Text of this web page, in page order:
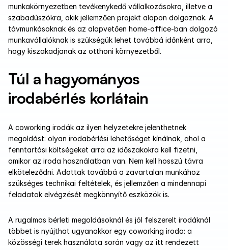
munkakörnyezetben tevékenykedő vállalkozásokra, illetve a
szabadúszókra, akik jellemzően projekt alapon dolgoznak. A
távmunkásoknak és az alapvetően home-office-ban dolgozó
munkavállalóknak is szükségük lehet továbbá időnként arra,
hogy kiszakadjanak az otthoni környezetből.
Túl a hagyományos
irodabérlés korlátain
A coworking irodák az ilyen helyzetekre jelenthetnek
megoldást: olyan irodabérlési lehetőséget kínálnak, ahol a
fenntartási költségeket arra az időszakokra kell fizetni,
amikor az iroda használatban van. Nem kell hosszú távra
elköteleződni. Adottak továbbá a zavartalan munkához
szükséges technikai feltételek, és jellemzően a mindennapi
feladatok elvégzését megkönnyítő eszközök is.
A rugalmas bérleti megoldásoknál és jól felszerelt irodáknál
többet is nyújthat ugyanakkor egy coworking iroda: a
közösségi terek használata során vagy az itt rendezett